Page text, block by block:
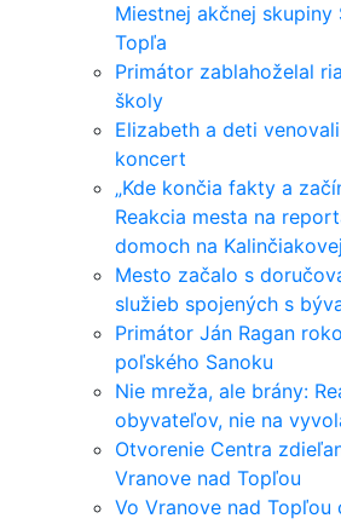
Miestnej akčnej skupiny
Topľa
Primátor zablahoželal
školy
Elizabeth a deti
koncert
„Kde končia fakty a
Reakcia mesta na
domoch na
Mesto začalo s
služieb spojených s
Primátor Ján Ragan
poľského Sanoku
Nie mreža, ale brány:
obyvateľov, nie na
Otvorenie Centra
Vranove nad Topľou
Vo Vranove nad Topľou